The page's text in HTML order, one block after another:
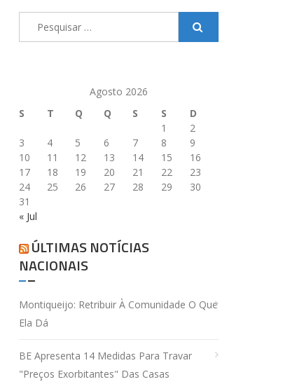
Agosto 2026
S
T Q Q S S D
« Jul
1
2
3
4 5 6 7 8
9
10
11 12 13 14 15
16
17
18 19 20 21 22
23
24
25 26 27 28 29
30
31
ÚLTIMAS NOTÍCIAS
NACIONAIS
Montiqueijo: Retribuir À Comunidade O Que
Ela Dá
BE Apresenta 14 Medidas Para Travar
"preços Exorbitantes" Das Casas